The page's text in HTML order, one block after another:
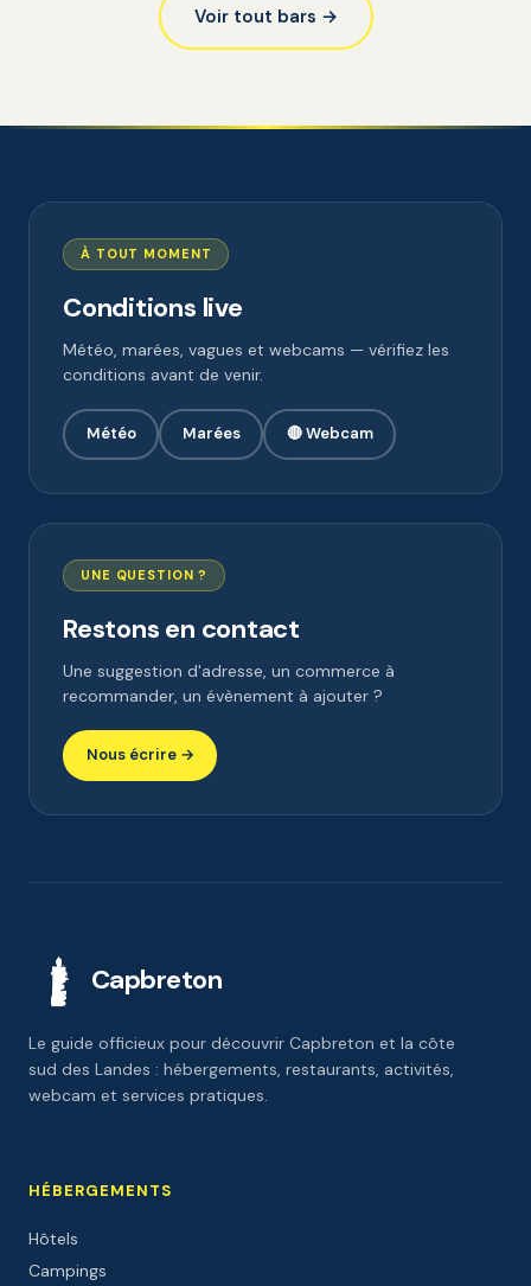
Voir tout bars →
À TOUT MOMENT
Conditions live
Météo, marées, vagues et webcams — vérifiez les
conditions avant de venir.
Météo Marées 🔴 Webcam
UNE QUESTION ?
Restons en contact
Une suggestion d'adresse, un commerce à
recommander, un évènement à ajouter ?
Nous écrire →
Capbreton
Le guide officieux pour découvrir Capbreton et la côte
sud des Landes : hébergements, restaurants, activités,
webcam et services pratiques.
HÉBERGEMENTS
Hôtels
Campings